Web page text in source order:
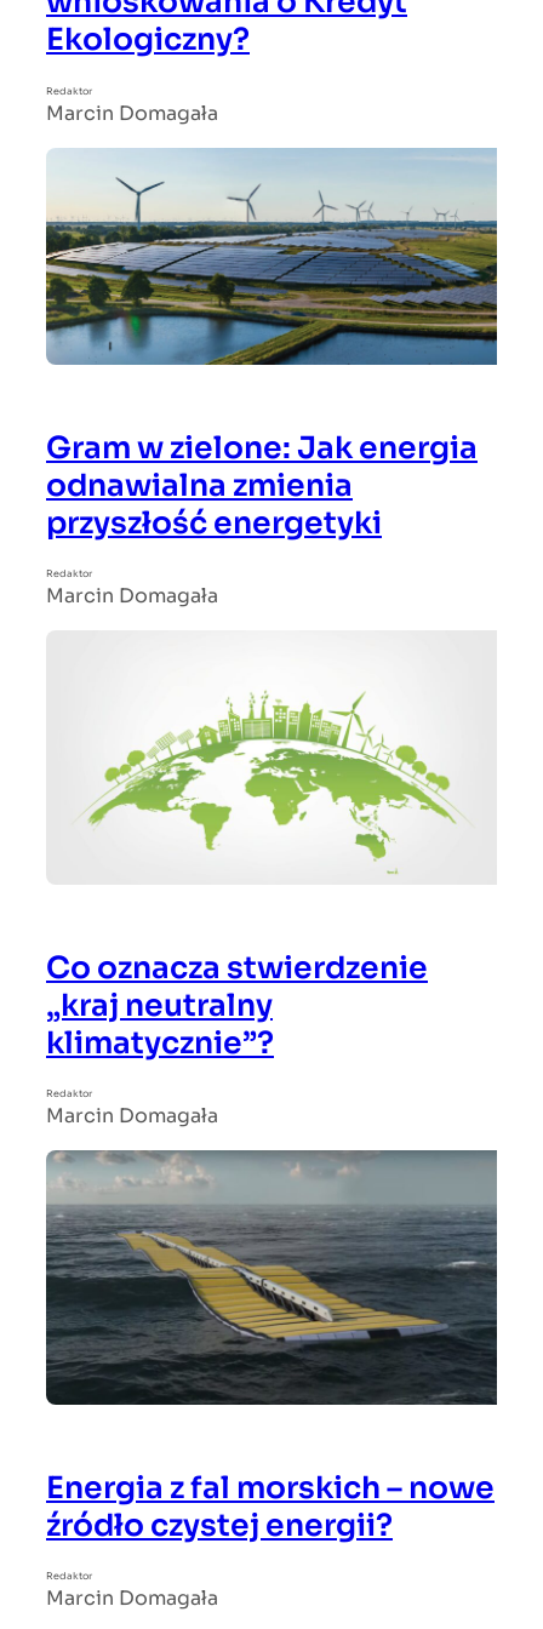
Ekologiczny?
Redaktor
Marcin Domagała
Gram w zielone: Jak energia
odnawialna zmienia
przyszłość energetyki
Redaktor
Marcin Domagała
Co oznacza stwierdzenie
„kraj neutralny
klimatycznie”?
Redaktor
Marcin Domagała
Energia z fal morskich – nowe
źródło czystej energii?
Redaktor
Marcin Domagała